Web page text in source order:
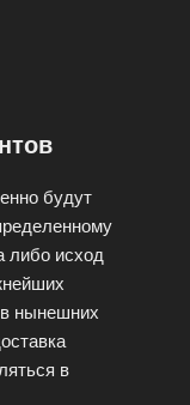
будут
либо исход
нынешних
в